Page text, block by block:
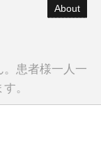
About
患者様一人一
。